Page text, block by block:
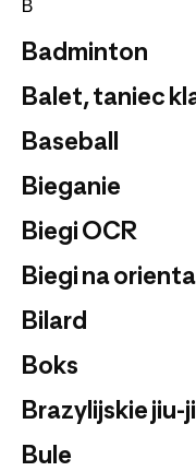
B
Badminton
Balet, taniec
Baseball
Bieganie
Biegi OCR
Biegi na
Bilard
Boks
Brazylijskie jiu-
Bule